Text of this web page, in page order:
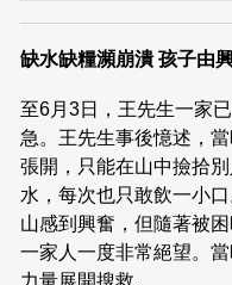
缺水缺糧瀕崩潰 孩子由
至6月3日，王先生一家
急。王先生事後憶述，
張開，只能在山中撿拾
水，每次也只敢飲一小
山感到興奮，但隨著被
一家人一度非常絕望。
力量展開搜救。